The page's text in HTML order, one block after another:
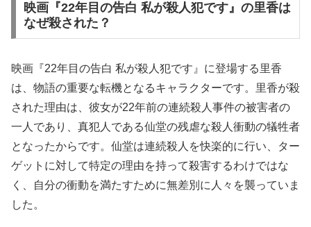
映画『22年目の告白 私が殺人犯です』の里香は
なぜ殺された？
映画『22年目の告白 私が殺人犯です』に登場する里香
は、物語の重要な転機となるキャラクターです。里香が殺
された理由は、彼女が22年前の連続殺人事件の被害者の
一人であり、真犯人である仙堂の残虐な殺人衝動の犠牲者
となったからです。仙堂は連続殺人を快楽的に行い、ター
ゲットに対して特定の理由を持って殺害するわけではな
く、自分の衝動を満たすために無差別に人々を襲っていま
した。